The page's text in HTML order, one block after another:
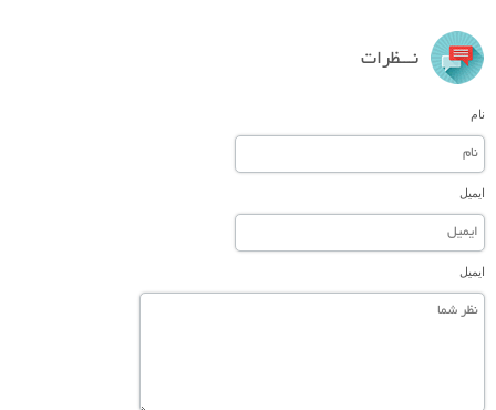
نـــظرات
نام
ایمیل
ایمیل